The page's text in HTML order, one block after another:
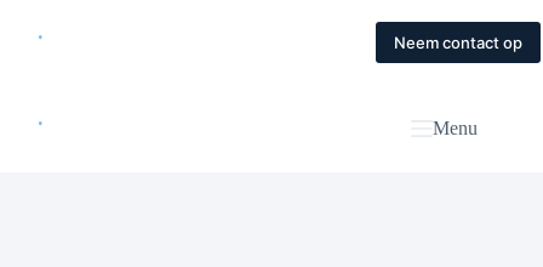
Contact
Neem contact op
Menu